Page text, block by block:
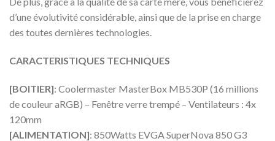
d’une évolutivité considérable, ainsi que de la prise en charge
des toutes dernières technologies.
CARACTERISTIQUES TECHNIQUES
[BOITIER]: Coolermaster MasterBox MB530P (16 millions
de couleur aRGB) – Fenêtre verre trempé – Ventilateurs : 4x
120mm
[ALIMENTATION]: 850Watts EVGA SuperNova 850 G3